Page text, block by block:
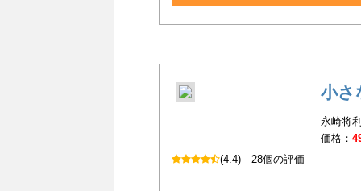
小さ
永崎将
価格：
(4.4) 28個の評価